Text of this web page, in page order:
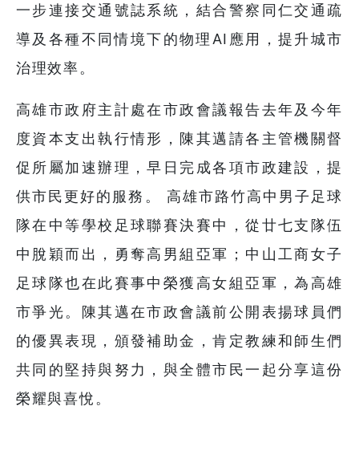
一步連接交通號誌系統，結合警察同仁交通疏
導及各種不同情境下的物理AI應用，提升城市
治理效率。
高雄市政府主計處在市政會議報告去年及今年
度資本支出執行情形，陳其邁請各主管機關督
促所屬加速辦理，早日完成各項市政建設，提
供市民更好的服務。 高雄市路竹高中男子足球
隊在中等學校足球聯賽決賽中，從廿七支隊伍
中脫穎而出，勇奪高男組亞軍；中山工商女子
足球隊也在此賽事中榮獲高女組亞軍，為高雄
市爭光。陳其邁在市政會議前公開表揚球員們
的優異表現，頒發補助金，肯定教練和師生們
共同的堅持與努力，與全體市民一起分享這份
榮耀與喜悅。